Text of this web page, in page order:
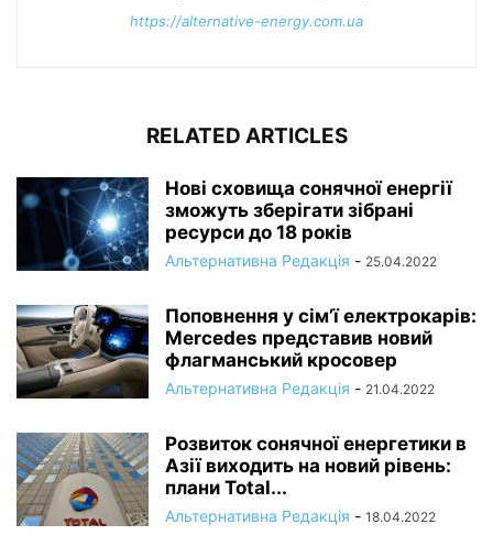
https://alternative-energy.com.ua
RELATED ARTICLES
Нові сховища сонячної енергії
зможуть зберігати зібрані
ресурси до 18 років
Альтернативна Редакція - 25.04.2022
Поповнення у сім’ї електрокарів:
Mercedes представив новий
флагманський кросовер
Альтернативна Редакція - 21.04.2022
Розвиток сонячної енергетики в
Азії виходить на новий рівень:
плани Total...
Альтернативна Редакція - 18.04.2022